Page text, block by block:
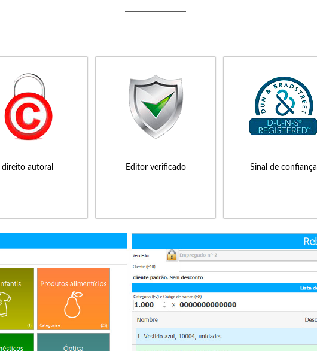
direito autoral Editor verificado Sinal de confiança